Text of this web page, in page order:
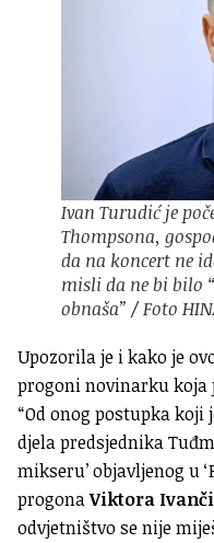
Ivan Turudić je
Thompsona,
da na koncert ne
misli da ne bi bilo
obnaša” / Foto
Upozorila je i kako je
progoni novinarku koja
“Od onog postupka
djela predsjednika
mikseru’ objavljenog u
progonaViktora
odvjetništvo se nije